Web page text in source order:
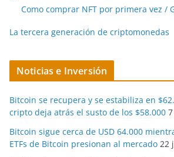
Como comprar NFT por primera vez /
La tercera generación de criptomonedas
Noticias e Inversión
Bitcoin se recupera y se estabiliza en
cripto deja atrás el susto de los $58.000
Bitcoin sigue cerca de USD 64.000
ETFs de Bitcoin presionan al mercado 22